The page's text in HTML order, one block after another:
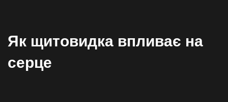
Як щитовидка впливає на
серце